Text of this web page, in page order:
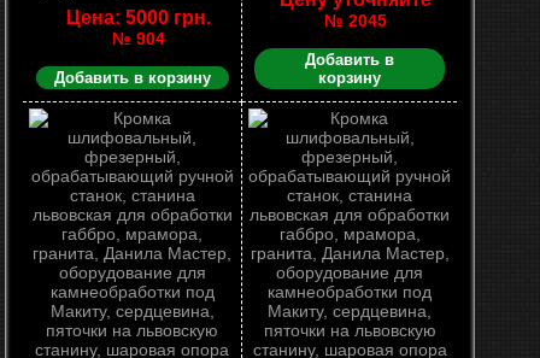
Цена: 5000 грн.
№ 904
Добавить в корзину
№ 2045
Добавить в
корзину